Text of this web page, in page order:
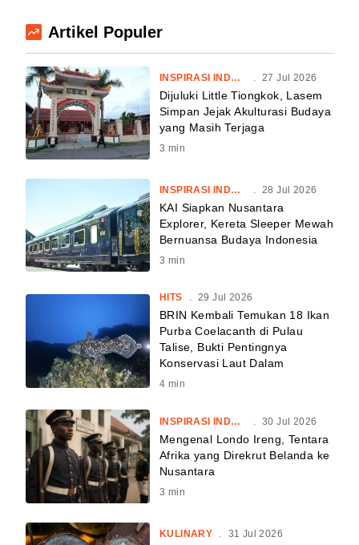
Artikel Populer
INSPIRASI INDONESIA . 27 Jul 2026
Dijuluki Little Tiongkok, Lasem
Simpan Jejak Akulturasi Budaya
yang Masih Terjaga
3 min
INSPIRASI INDONESIA . 28 Jul 2026
KAI Siapkan Nusantara
Explorer, Kereta Sleeper Mewah
Bernuansa Budaya Indonesia
3 min
HITS . 29 Jul 2026
BRIN Kembali Temukan 18 Ikan
Purba Coelacanth di Pulau
Talise, Bukti Pentingnya
Konservasi Laut Dalam
4 min
INSPIRASI INDONESIA 30 Jul 2026
Mengenal Londo Ireng, Tentara
Afrika yang Direkrut Belanda ke
Nusantara
3 min
KULINARY 31 Jul 2026